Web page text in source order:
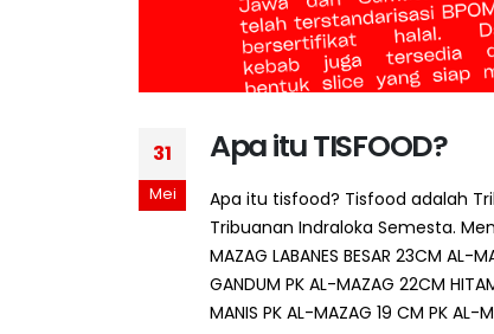
31
Mei
Apa itu TISFOOD?
Apa itu tisfood? Tisfood adalah
Tribuanan Indraloka Semesta.
MAZAG LABANES BESAR 23CM AL-
GANDUM PK AL-MAZAG 22CM
MANIS PK AL-MAZAG 19 CM PK AL-
Strategi Membeli Bahan
Baku dalam Jumlah Besar
Juli 10, 2026
Mengapa Restoran Memilih
Supplier Tetap?
5 Ciri Supplier Bahan Baku
Profesional
Juli 8, 2026